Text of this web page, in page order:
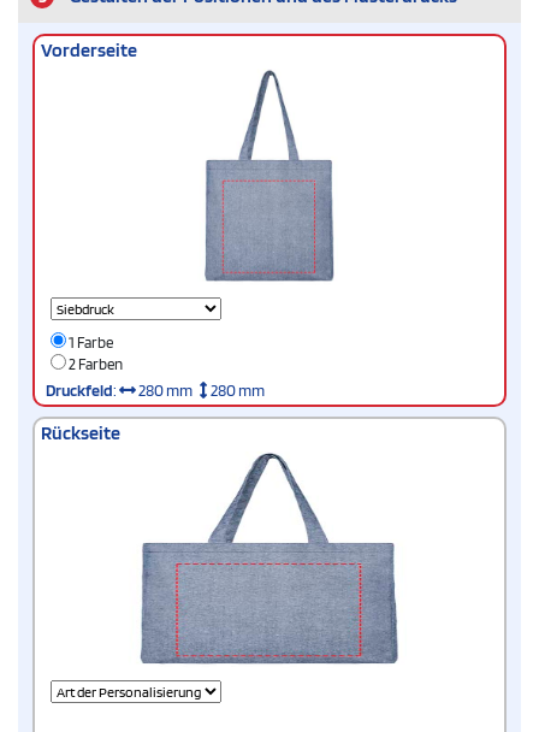
Vorderseite
1 Farbe
2 Farben
Druckfeld: 280 mm 280 mm
Rückseite